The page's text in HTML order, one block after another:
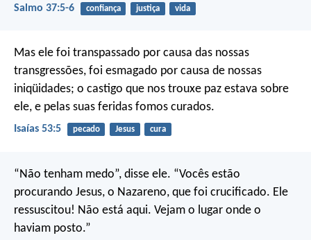
Salmo 37:5-6 confiança justiça vida
Mas ele foi transpassado por causa das nossas
transgressões, foi esmagado por causa de nossas
iniqüidades; o castigo que nos trouxe paz estava sobre
ele, e pelas suas feridas fomos curados.
Isaías 53:5 pecado Jesus cura
“Não tenham medo”, disse ele. “Vocês estão
procurando Jesus, o Nazareno, que foi crucificado. Ele
ressuscitou! Não está aqui. Vejam o lugar onde o
haviam posto.”